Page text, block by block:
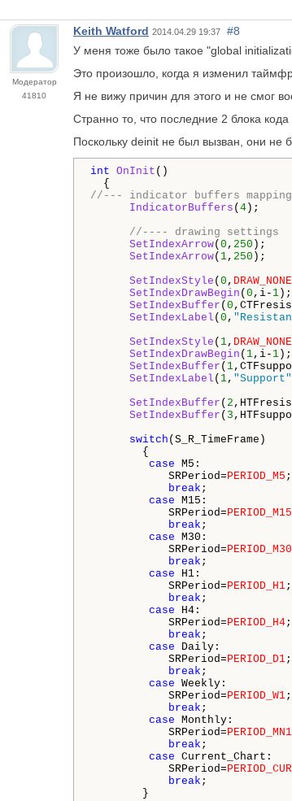
Модератор
41810
Keith Watford 2014.04.29 19:37
#8
У меня тоже было такое "global
Это произошло, когда я изменил
Я не вижу причин для этого и не смог
Странно то, что последние 2 блока кода
Поскольку deinit не был вызван, они не
int OnInit ()
//--- indicator buffers mapping
IndicatorBuffers ( 4 );
//---- drawing settings
SetIndexArrow( 0 , 250 );
SetIndexArrow( 1, 250 );
SetIndexStyle ( 0 , DRAW_NONE
SetIndexDrawBegin ( 0 ,i- 1 );
SetIndexBuffer ( 0
SetIndexLabel ( 0 ,
SetIndexStyle ( 1, DRAW_NONE
SetIndexDrawBegin ( 1,i- 1 );
SetIndexBuffer ( 1
SetIndexLabel ( 1, "Support"
SetIndexBuffer ( 2
SetIndexBuffer ( 3
switch (S_R_TimeFrame)
{
case M5:
SRPeriod=PERIOD_M5 ;
break ;
case M15:
SRPeriod=PERIOD_M15
break ;
case M30:
SRPeriod=PERIOD_M30
break ;
case H1:
SRPeriod=PERIOD_H1;
break ;
case H4:
SRPeriod=PERIOD_H4;
break ;
case Daily:
SRPeriod=PERIOD_D1;
break ;
case Weekly:
SRPeriod=PERIOD_W1;
break ;
case Monthly:
SRPeriod=PERIOD_MN1
break ;
case Current_Chart:
SRPeriod=
break ;
}